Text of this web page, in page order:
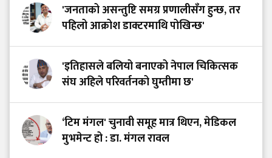
'जनताको असन्तुष्टि समग्र प्रणालीसँग हुन्छ, तर
पहिलो आक्रोश डाक्टरमाथि पोखिन्छ'
'इतिहासले बलियो बनाएको नेपाल चिकित्सक
संघ अहिले परिवर्तनको घुम्तीमा छ'
‘टिम मंगल' चुनावी समूह मात्र थिएन, मेडिकल
मुभमेन्ट हो : डा. मंगल रावल